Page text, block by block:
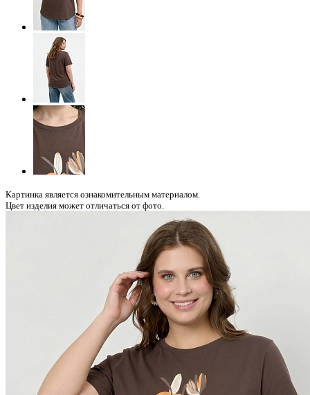
Картинка является ознакомительным материалом.
Цвет изделия может отличаться от фото.